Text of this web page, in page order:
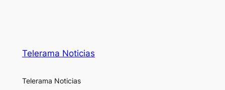
Telerama Noticias
Telerama Noticias